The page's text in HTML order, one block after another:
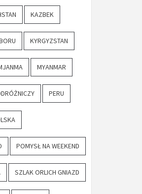
KAZBEK
KYRGYZSTAN
MYANMAR
PERU
POMYSŁ NA WEEKEND
SZLAK ORLICH GNIAZD